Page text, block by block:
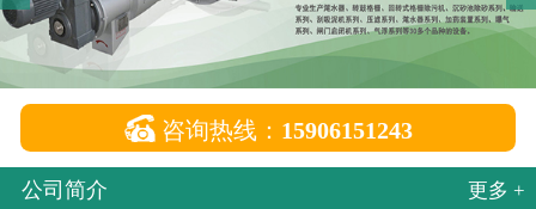
企业文化
 咨询热线： 15906151243
公司简介
更多 +